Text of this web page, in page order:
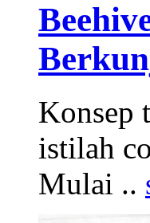
Konsep
istilah
Mulai ..